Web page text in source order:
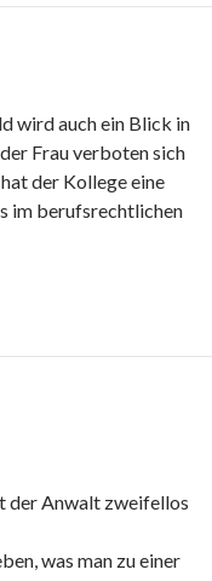
wird auch ein Blick in
Frau verboten sich
der Kollege eine
im berufsrechtlichen
der Anwalt zweifellos
was man zu einer